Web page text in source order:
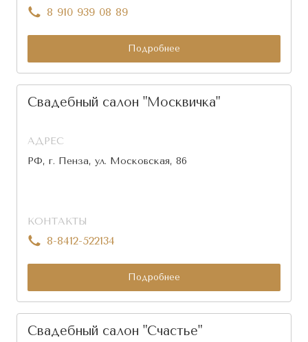
8 910 939 08 89
Подробнее
Свадебный салон "Москвичка"
АДРЕС
РФ, г. Пенза, ул. Московская, 86
КОНТАКТЫ
8-8412-522134
Подробнее
Свадебный салон "Счастье"